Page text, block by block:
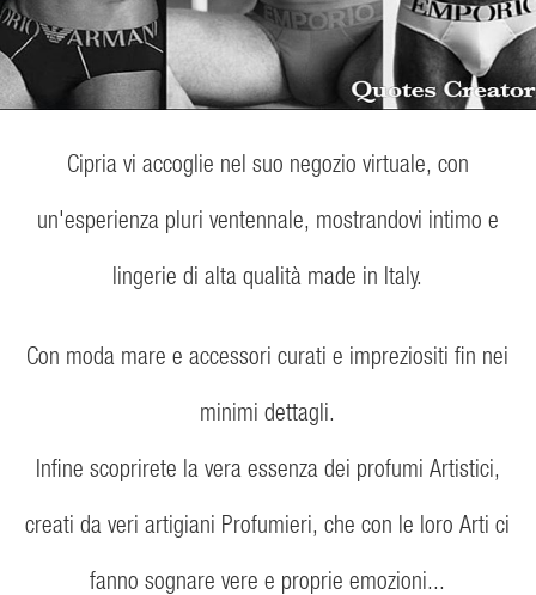
Cipria vi accoglie nel suo negozio virtuale, con
un'esperienza pluri ventennale, mostrandovi intimo e
lingerie di alta qualità made in Italy.
Con moda mare e accessori curati e impreziositi fin nei
minimi dettagli.
Infine scoprirete la vera essenza dei profumi Artistici,
creati da veri artigiani Profumieri, che con le loro Arti ci
fanno sognare vere e proprie emozioni...